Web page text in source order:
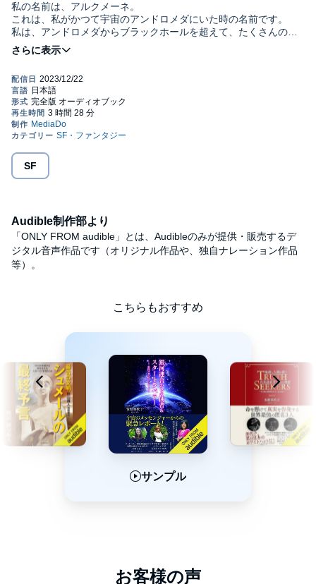
私の名前は、アルクメーネ。
これは、私がかつて宇宙のアンドロメダにいた時の名前です。
私は、アンドロメダからブラックホールを超えて、たくさんの転
生を重ねながら、ここにやってきました。
お話です。
たくさんの魂の旅路を経てきた私は、今回の人生においては、日
本という国で１人の女性として生まれてきました。
今、地球は大きな変革期を迎え、私たち人類は大きく進化するた
なぜなら、私たちは大いなるすべてである「イズネス＝神様」の
子どもたちであり、特別な時代にこそ愛を体験したくて、この時
さあ、それでは私と一緒に多次元への旅をはじめましょう！
アルクメーネ (本書まえがきより抜粋)
------------------------------------------------------------
第3章 リラ
リラの遺伝子研究所にて
マルコメーネ
第4章 アンドロメダ
流動体で生きる存在たち
物理的な身体を持つことへの憧れ
プレアデスの、民たちの会合
©Alcmene Published in Japan by VOICE INC. (P). MEDIA DO
SF
Audible制作部より
「ONLY FROM audible」とは、Audibleのみが提供・販売するデ
ジタル音声作品です（オリジナル作品や、独自ナレーション作品
等）。
こちらもおすすめ
サンプル